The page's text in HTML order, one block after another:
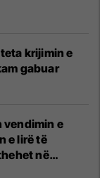
krijimin e
gabuar
vendimin e
e lirë të
në